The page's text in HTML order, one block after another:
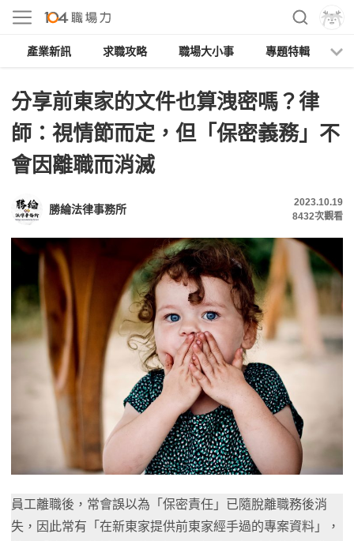
產業新訊 求職攻略 職場大小事 專題特輯
分享前東家的文件也算洩密嗎？律
師：視情節而定，但「保密義務」不
會因離職而消滅
勝綸法律事務所
2023.10.19
8432次觀看
員工離職後，常會誤以為「保密責任」已隨脫離職務後消
失，因此常有「在新東家提供前東家經手過的專案資料」，